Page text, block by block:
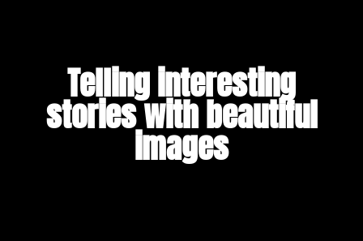
Telling interesting
stories with beautiful
images​